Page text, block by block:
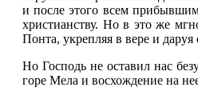
и после этого всем
христианству. Но в это же
Понта, укрепляя в вере и даруя
Но Господь не оставил нас
горе Мела и восхождение на